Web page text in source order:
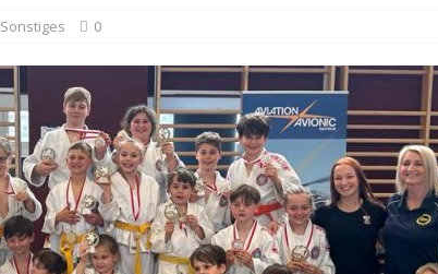
Sonstiges 0